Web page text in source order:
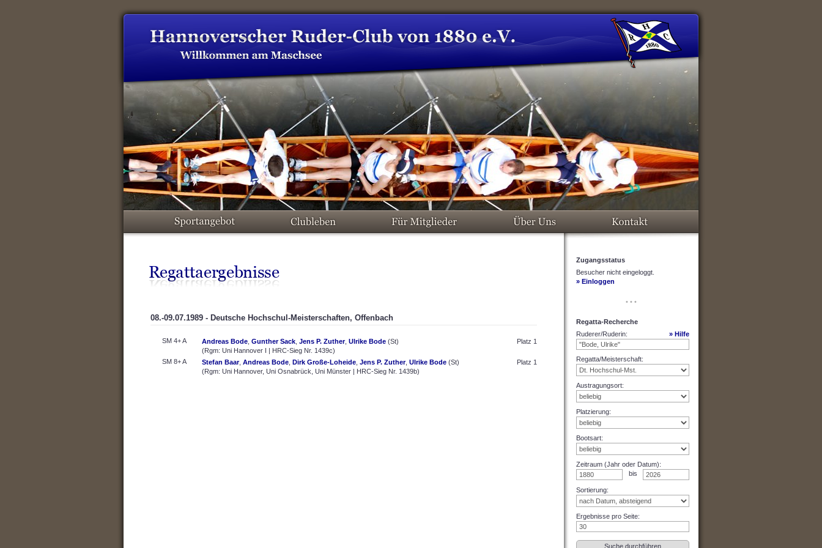
08.-09.07.1989 - Deutsche Hochschul-Meisterschaften, Offenbach
SM 4+ A Andreas Bode Gunther Sack Jens P. Zuther, Ulrike Bode (St)
(Rgm: Uni Hannover I | HRC-Sieg Nr. 1439c)
Platz 1
SM 8+ A Stefan Baar, Andreas Bode Dirk Große-Loheide Jens P. Zuther, Ulrike Bode (St)
(Rgm: Uni Hannover, Uni Osnabrück, Uni Münster | HRC-Sieg Nr. 1439b)
Platz 1
Zugangsstatus
Besucher nicht eingeloggt.
» Einloggen
• • •
Regatta-Recherche
» Hilfe
Ruderer/Ruderin:
Regatta/Meisterschaft:
Austragungsort:
Platzierung:
Bootsart:
Zeitraum (Jahr oder Datum):
bis
Sortierung:
Ergebnisse pro Seite: